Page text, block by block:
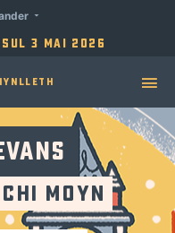
3 Mai 2026
Moyn